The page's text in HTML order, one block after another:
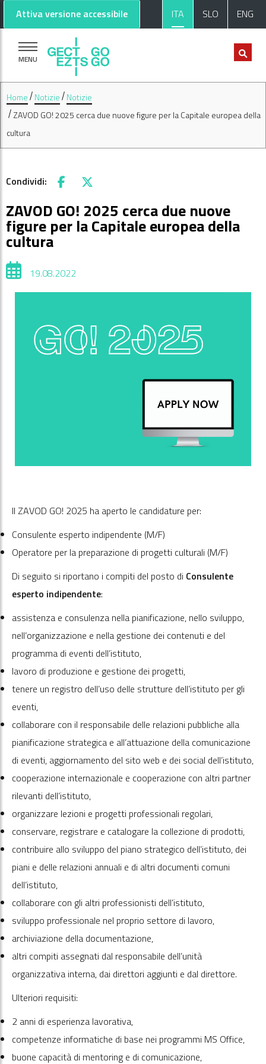
Vai al contenuto principale
Vai al footer
Attiva versione accessibile ITA SLO ENG
MENU
Home Notizie
Notizie
ZAVOD GO! 2025 cerca due nuove figure per la Capitale europea della
cultura
Condividi: Facebook
X
ZAVOD GO! 2025 cerca due nuove
figure per la Capitale europea della
cultura
19.08.2022
Il ZAVOD GO! 2025 ha aperto le candidature per:
Consulente esperto indipendente (M/F)
Operatore per la preparazione di progetti culturali (M/F)
Di seguito si riportano i compiti del posto di Consulente
esperto indipendente:
assistenza e consulenza nella pianificazione, nello sviluppo,
nell’organizzazione e nella gestione dei contenuti e del
programma di eventi dell’istituto,
lavoro di produzione e gestione dei progetti,
tenere un registro dell’uso delle strutture dell’istituto per gli
eventi,
collaborare con il responsabile delle relazioni pubbliche alla
pianificazione strategica e all’attuazione della comunicazione
di eventi, aggiornamento del sito web e dei social dell’istituto,
cooperazione internazionale e cooperazione con altri partner
rilevanti dell’istituto,
organizzare lezioni e progetti professionali regolari,
conservare, registrare e catalogare la collezione di prodotti,
contribuire allo sviluppo del piano strategico dell’istituto, dei
piani e delle relazioni annuali e di altri documenti comuni
dell’istituto,
collaborare con gli altri professionisti dell’istituto,
sviluppo professionale nel proprio settore di lavoro,
archiviazione della documentazione,
altri compiti assegnati dal responsabile dell’unità
organizzativa interna, dai direttori aggiunti e dal direttore.
Ulteriori requisiti:
2 anni di esperienza lavorativa,
competenze informatiche di base nei programmi MS Office,
buone capacità di mentoring e di comunicazione,